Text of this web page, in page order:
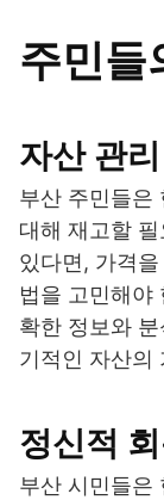
주민들
자산 관
부산 주민들은
대해 재고할
있다면, 가격
법을 고민해야
확한 정보와
기적인 자산의
정신적
부산 시민들은